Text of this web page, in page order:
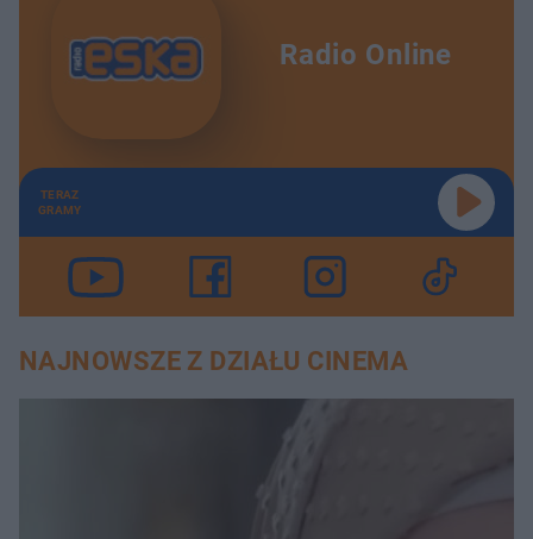
Radio Online
TERAZ
GRAMY
NAJNOWSZE Z DZIAŁU CINEMA